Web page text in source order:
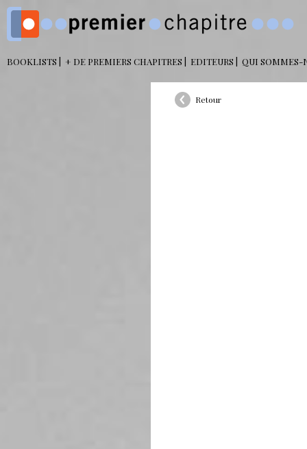
BOOKLISTS + DE PREMIERS CHAPITRES EDITEURS QUI SOMMES-
Retour